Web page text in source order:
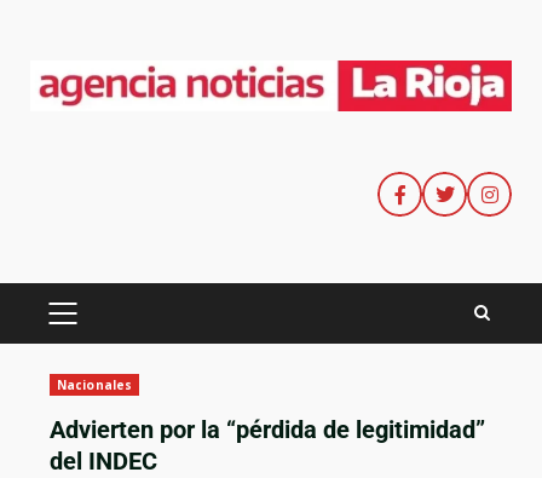
Nacionales
Advierten por la “pérdida de legitimidad”
del INDEC